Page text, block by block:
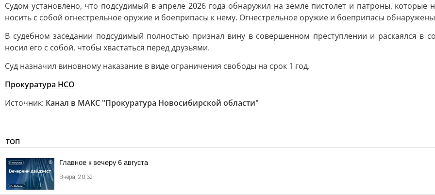
Судом установлено, что подсудимый в апреле 2026 года обнаружил на земле пистолет и патроны, которые
носить с собой огнестрельное оружие и боеприпасы к нему. Огнестрельное оружие и боеприпасы
В судебном заседании подсудимый полностью признал вину в совершенном преступлении и раскаялся в
носил его с собой, чтобы хвастаться перед друзьями.
Суд назначил виновному наказание в виде ограничения свободы на срок 1 год.
Прокуратура НСО
Источник: Канал в МАКС "Прокуратура Новосибирской области"
ТОП
Главное к вечеру 6 августа
Вчера, 20:32